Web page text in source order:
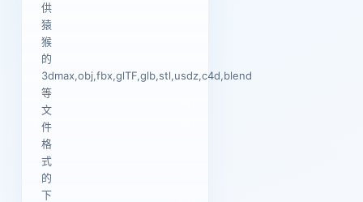
供
猿
猴
的
3dmax,obj,fbx,glTF,glb,stl,usdz,c4d,blend
等
文
件
格
式
的
下